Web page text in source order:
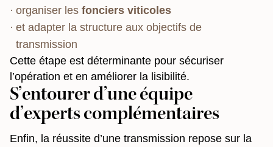
organiser les fonciers viticoles
et adapter la structure aux objectifs de
transmission
Cette étape est déterminante pour sécuriser
l’opération et en améliorer la lisibilité.
S’entourer d’une équipe
d’experts complémentaires
Enfin, la réussite d’une transmission repose sur la